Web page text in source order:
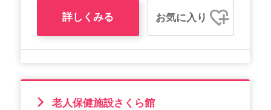
詳しくみる お気に入り
老人保健施設さくら館